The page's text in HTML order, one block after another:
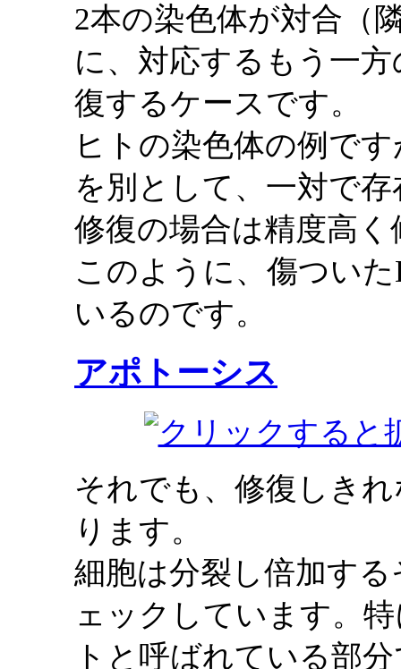
2本の染色体が対合（
に、対応するもう一
復するケースです。
ヒトの染色体の例で
を別として、一対で
修復の場合は精度高
このように、傷つい
いるのです。
アポトーシス
それでも、修復しき
ります。
細胞は分裂し倍加す
ェックしています。
トと呼ばれている部